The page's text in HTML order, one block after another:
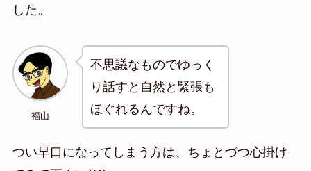
した。
福山
不思議なものでゆっく
り話すと自然と緊張も
ほぐれるんですね。
つい早口になってしまう方は、ちょとづつ心掛け